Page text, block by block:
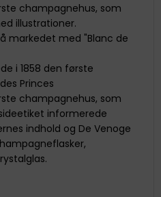
champagnehus, som
illustrationer.
markedet med "Blanc de
i 1858 den første
Princes
champagnehus, som
informerede
indhold og De Venoge